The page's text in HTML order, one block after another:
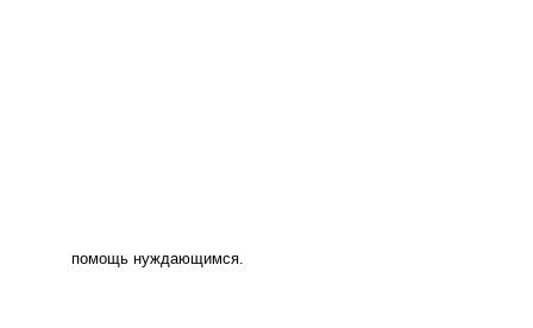
помощь нуждающимся.